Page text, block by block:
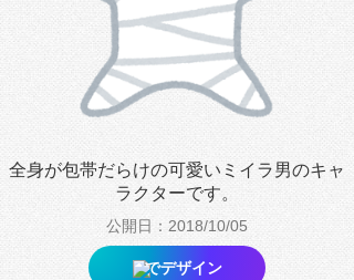
全身が包帯だらけの可愛いミイラ男のキャ
ラクターです。
公開日：2018/10/05
でデザイン